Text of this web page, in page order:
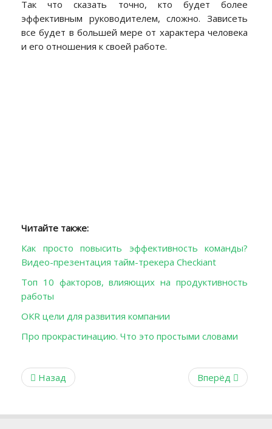
Так что сказать точно, кто будет более
эффективным руководителем, сложно. Зависеть
все будет в большей мере от характера человека
и его отношения к своей работе.
Читайте также:
Как просто повысить эффективность команды?
Видео-презентация тайм-трекера Checkiant
Топ 10 факторов, влияющих на продуктивность
работы
ОКR цели для развития компании
Про прокрастинацию. Что это простыми словами
Назад Вперёд